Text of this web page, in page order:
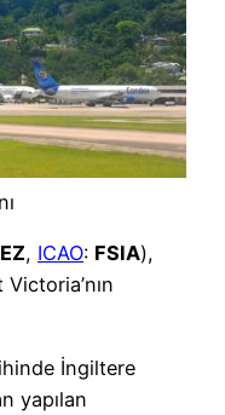
, ICAO: FSIA),
İngiltere
yapılan